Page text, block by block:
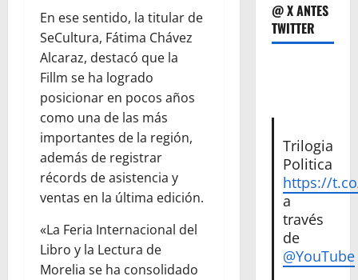
En ese sentido, la titular de
SeCultura, Fátima Chávez
Alcaraz, destacó que la
Fillm se ha logrado
posicionar en pocos años
como una de las más
importantes de la región,
además de registrar
récords de asistencia y
ventas en la última edición.
«La Feria Internacional del
Libro y la Lectura de
Morelia se ha consolidado
@ X ANTES
TWITTER
Trilogia
Politica
https://
a
través
de
@YouTube